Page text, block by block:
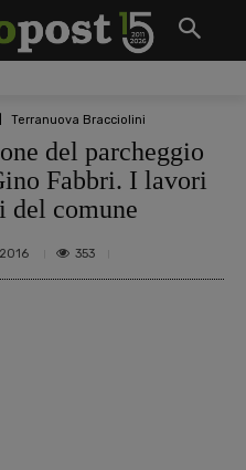
Terranuova Bracciolini
del parcheggio
Fabbri. I lavori
del comune
353